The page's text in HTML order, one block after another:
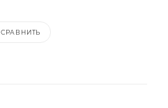
СРАВНИТЬ